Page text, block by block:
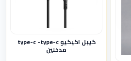
كيبل اكيكيو type-c -type-c
مدخلين